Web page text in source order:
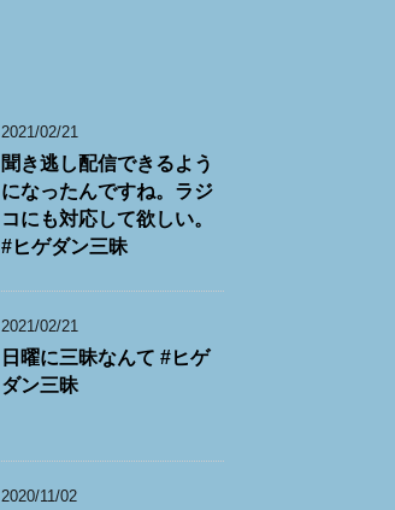
2021/02/21
聞き逃し配信できるよう
になったんですね。ラジ
コにも対応して欲しい。
#ヒゲダン三昧
2021/02/21
日曜に三昧なんて #ヒゲ
ダン三昧
2020/11/02